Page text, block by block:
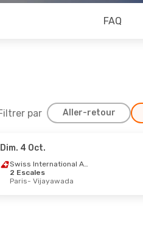
FAQ
par Aller-retour
Dim. 4 Oct.
Swiss International Air Lines
2 Escales
Paris- Vijayawada